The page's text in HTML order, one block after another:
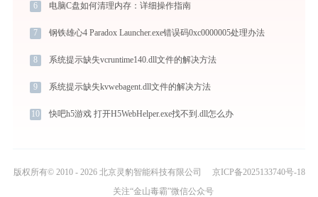
6 电脑C盘如何清理内存：详细操作指南
7 钢铁雄心4 Paradox Launcher.exe错误码0xc0000005处理办法
8 系统提示缺失vcruntime140.dll文件的解决方法
9 系统提示缺失kvwebagent.dll文件的解决方法
10 快吧h5游戏 打开H5WebHelper.exe找不到.dll怎么办
版权所有© 2010 - 2026 北京灵豹智能科技有限公司
京ICP备2025133740号-18
关注“金山毒霸”微信公众号